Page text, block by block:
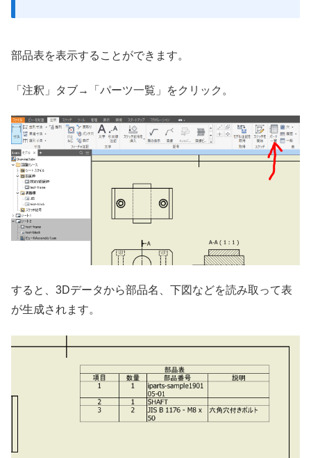
部品表を表示することができます。
「注釈」タブ→「パーツ一覧」をクリック。
すると、3Dデータから部品名、下図などを読み取って表
が生成されます。